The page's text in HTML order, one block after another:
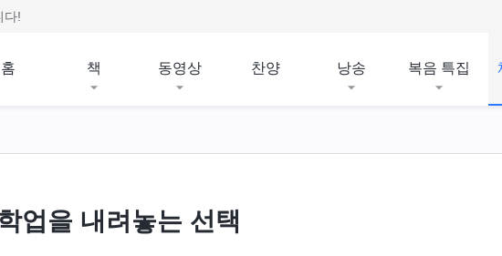
다!
홈 책 동영상 찬양 낭송 복음 특집
업을 내려놓는 선택